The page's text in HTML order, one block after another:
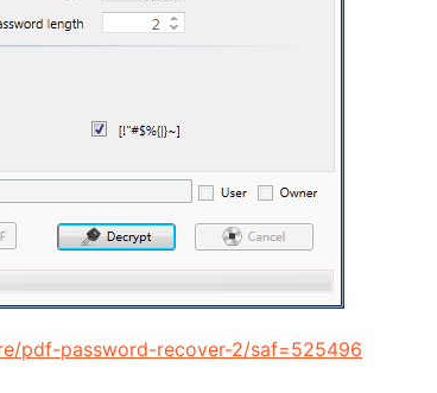
pdf-password-recover-2/saf=525496